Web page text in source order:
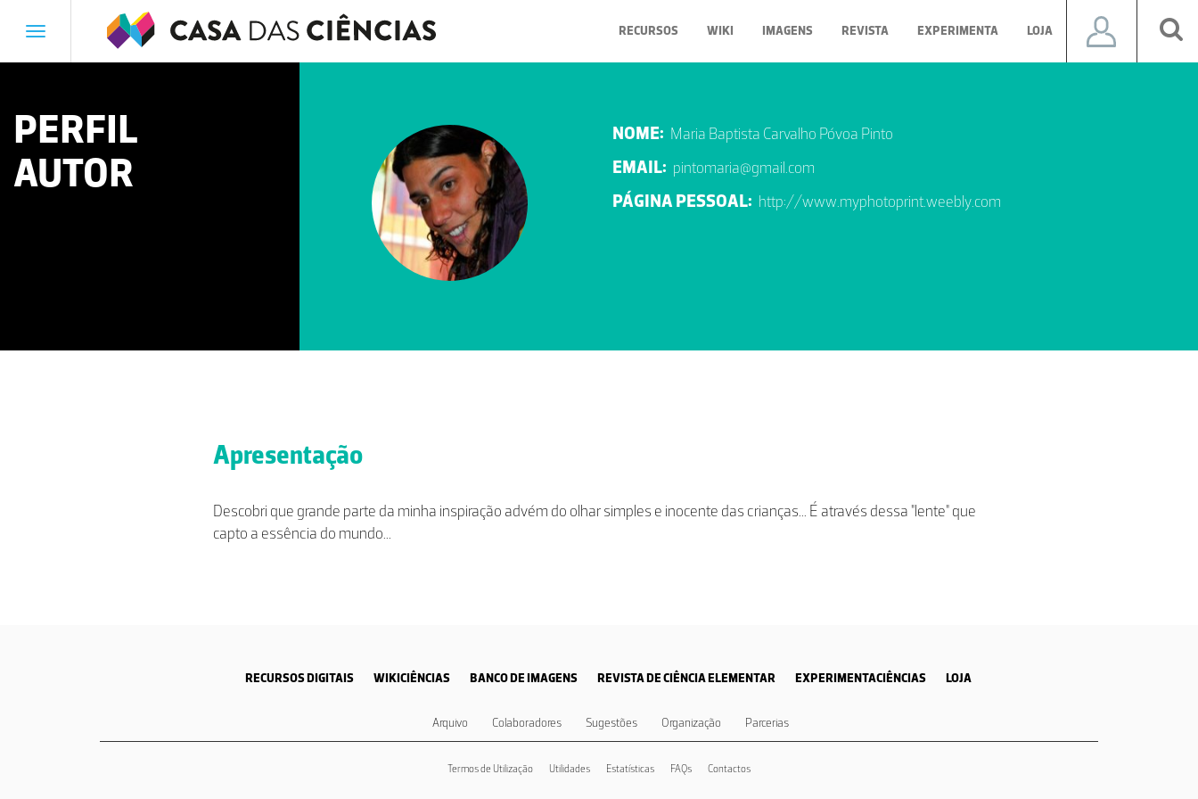
Toggle
RECURSOS WIKI IMAGENS REVISTA EXPERIMENTA LOJA
PERFIL
AUTOR
NOME: Maria Baptista Carvalho Póvoa Pinto
EMAIL: pintomaria@gmail.com
PÁGINA PESSOAL: http://www.myphotoprint.weebly.com
Apresentação
Descobri que grande parte da minha inspiração advém do olhar simples e inocente das crianças... É através dessa "lente" que
capto a essência do mundo...
RECURSOS DIGITAIS WIKICIÊNCIAS BANCO DE IMAGENS REVISTA DE CIÊNCIA ELEMENTAR EXPERIMENTACIÊNCIAS LOJA
Arquivo Colaboradores Sugestões Organização Parcerias
Termos de Utilização Utilidades Estatísticas FAQs Contactos